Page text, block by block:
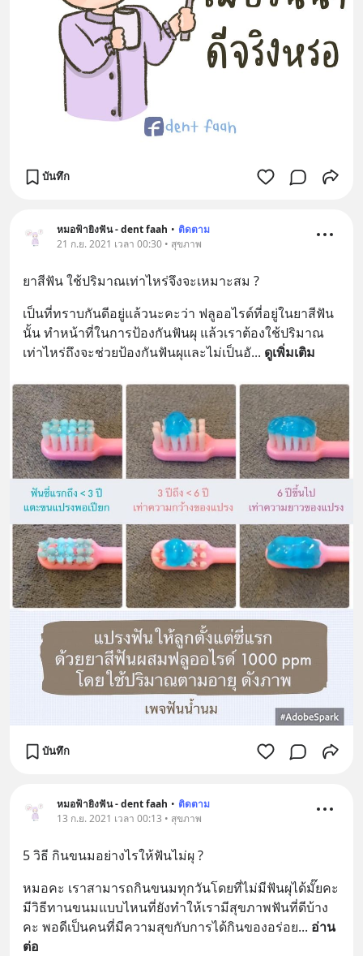
บันทึก
หมอฟ้ายิงฟัน - dent faah • ติดตาม
21 ก.ย. 2021 เวลา 00:30 • สุขภาพ
ยาสีฟัน ใช้ปริมาณเท่าไหร่จึงจะเหมาะสม ?
เป็นที่ทราบกันดีอยู่แล้วนะคะว่า ฟลูออไรด์ที่อยู่ในยาสีฟัน
นั้น ทำหน้าที่ในการป้องกันฟันผุ แล้วเราต้องใช้ปริมาณ
เท่าไหร่ถึงจะช่วยป้องกันฟันผุและไม่เป็นอั... ดูเพิ่มเติม
บันทึก
หมอฟ้ายิงฟัน - dent faah • ติดตาม
13 ก.ย. 2021 เวลา 00:13 • สุขภาพ
5 วิธี กินขนมอย่างไรให้ฟันไม่ผุ ?
หมอคะ เราสามารถกินขนมทุกวันโดยที่ไม่มีฟันผุได้มั๊ยคะ
มีวิธีทานขนมแบบไหนที่ยังทำให้เรามีสุขภาพฟันที่ดีบ้าง
คะ พอดีเป็นคนที่มีความสุขกับการได้กินของอร่อย... อ่าน
ต่อ